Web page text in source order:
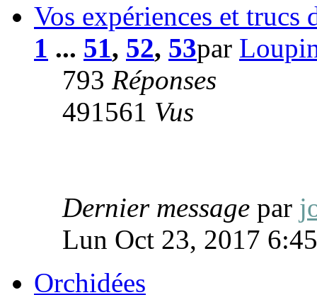
Vos expériences et trucs
1 ... 51, 52, 53par
793 Réponses
491561 Vus
Dernier message par
Lun Oct 23, 2017
Orchidées